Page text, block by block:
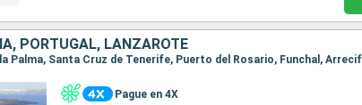
PORTUGAL, LANZAROTE
Pague en 4X